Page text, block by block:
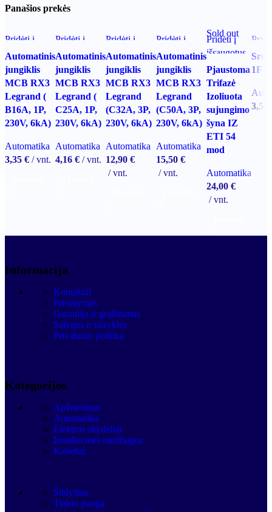
Panašios prekės
Pridėti į
išsaugotus
Automatinis
jungiklis
MCB RX3
Legrand (
B16A, 1P,
230V, 6kA)
Automatika
3,35 € vnt.
Pridėti į
išsaugotus
Automatinis
jungiklis
MCB RX3
Legrand (
C25A, 1P,
230V, 6kA)
Automatika
4,16 € vnt.
Pridėti į
išsaugotus
Automatinis
jungiklis
MCB RX3
Legrand
(C32A, 3P,
230V, 6kA)
Automatika
12,90 €
vnt.
Pridėti į
išsaugotus
Automatinis
jungiklis
MCB RX3
Legrand
(C50A, 3P,
230V, 6kA)
Automatika
15,50 €
vnt.
Sold out
Pridėti į
išsaugotus
Pjaustoma
Trifazė
Izoliuota
sujungimo
šyna IZ
ETI 54
mod
Automatika
24,00 €
vnt.
1F
3,50
Informacija
Kontaktai
Pristatymas
Garantija ir grąžinimas
Sąlygos ir taisyklės
Privatumo politika
Kategorijos
Apšvietimas
Automatika
Elektros skydeliai
Instaliacinės medžiagos
Kabeliai
Šildymas
Tinklo įranga